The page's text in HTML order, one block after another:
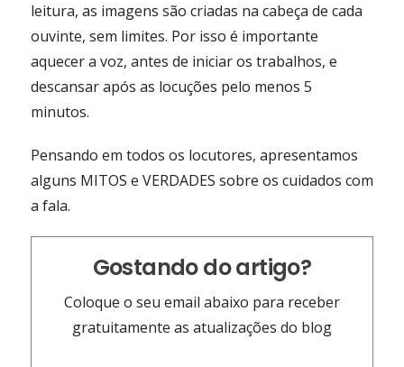
leitura, as imagens são criadas na cabeça de cada
ouvinte, sem limites. Por isso é importante
aquecer a voz, antes de iniciar os trabalhos, e
descansar após as locuções pelo menos 5
minutos.
Pensando em todos os locutores, apresentamos
alguns MITOS e VERDADES sobre os cuidados com
a fala.
Gostando do artigo?
Coloque o seu email abaixo para receber
gratuitamente as atualizações do blog